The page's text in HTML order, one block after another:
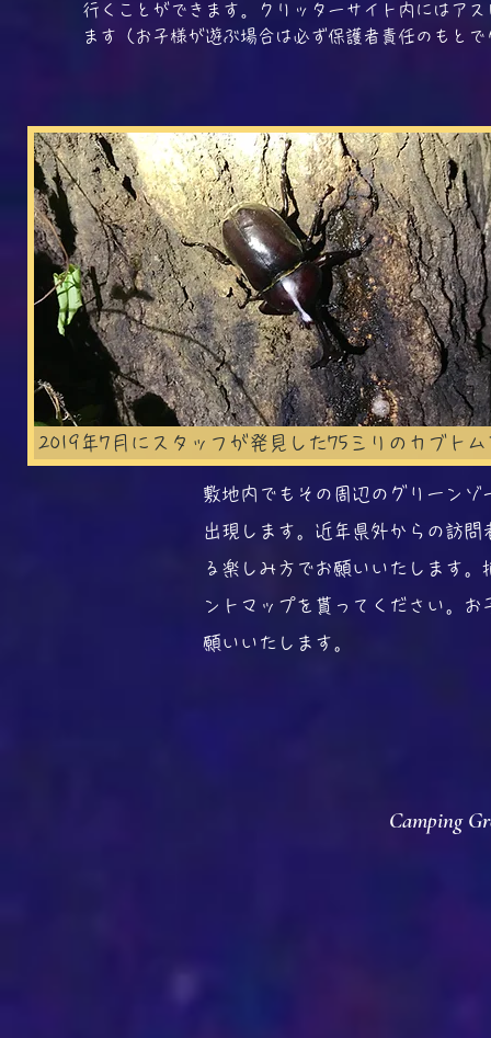
行くことができます。クリッターサイト内にはア
ます（お子様が遊ぶ場合は必ず保護者責任のもと
2019年7月にスタッフが発見した75ミリのカブトム
敷地内でもその周辺のグリーン
出現します。近年県外からの訪
る楽しみ方でお願いいたします
ントマップを貰ってください。
願いいたします。
Camping